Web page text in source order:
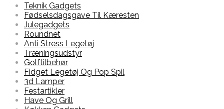
Teknik Gadgets
Fødselsdagsgave Til Kæresten
Julegadgets
Roundnet
Anti Stress Legetøj
Træningsudstyr
Golftilbehør
Fidget Legetøj Og Pop Spil
3d Lamper
Festartikler
Have Og Grill